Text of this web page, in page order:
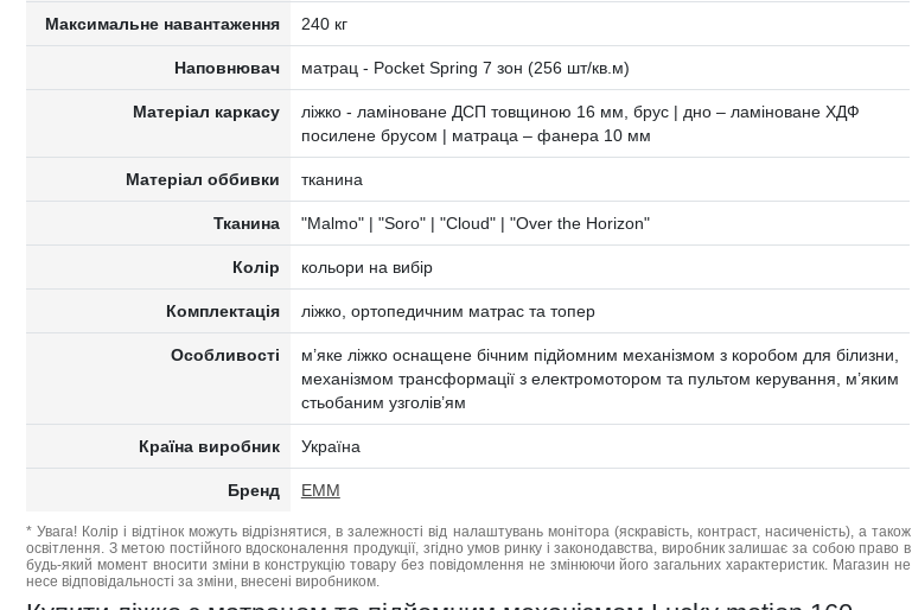
Максимальне навантаження 240 кг
Наповнювач матрац - Pocket Spring 7 зон (256 шт/кв.м)
Матеріал каркасу
ліжко - ламіноване ДСП товщиною 16 мм, брус | дно – ламіноване ХДФ
посилене брусом | матраца – фанера 10 мм
Матеріал оббивки тканина
Тканина "Malmo" | "Soro" | "Cloud" | "Over the Horizon"
Колір кольори на вибір
Комплектація ліжко, ортопедичним матрас та топер
Особливості
м’яке ліжко оснащене бічним підйомним механізмом з коробом для білизни,
механізмом трансформації з електромотором та пультом керування, м’яким
стьобаним узголів’ям
Країна виробник Україна
Бренд EMM
* Увага! Колір і відтінок можуть відрізнятися, в залежності від налаштувань монітора (яскравість, контраст, насиченість), а також
освітлення. З метою постійного вдосконалення продукції, згідно умов ринку і законодавства, виробник залишає за собою право в
будь-який момент вносити зміни в конструкцію товару без повідомлення не змінюючи його загальних характеристик. Магазин не
несе відповідальності за зміни, внесені виробником.